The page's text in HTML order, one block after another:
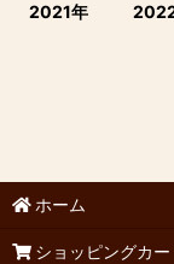
1950年のワイン
1953年のワイン
2021年
ホーム
ショッピングカー